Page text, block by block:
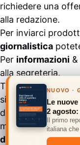
richiedere una
alla redazione.
Per inviarci
giornalistica
Per informazioni &
alla segreteria.
Tutti i contenuti
sito
duplicabili e/o
ma possono
diretto
e previa
NUOVO ·
Le
2
Il primo
italiana